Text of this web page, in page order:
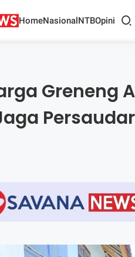
HomeNasionalNTBOpini
Greneng